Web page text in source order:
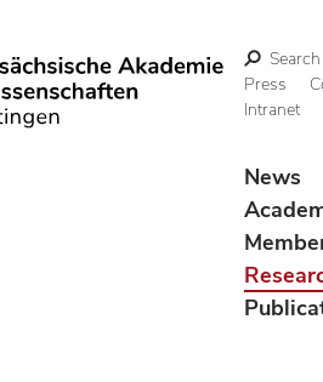
Search
Press
Intranet
News